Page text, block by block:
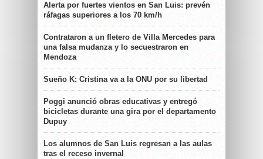
Alerta por fuertes vientos en San Luis: prevén
ráfagas superiores a los 70 km/h
Contrataron a un fletero de Villa Mercedes para
una falsa mudanza y lo secuestraron en
Mendoza
Sueño K: Cristina va a la ONU por su libertad
Poggi anunció obras educativas y entregó
bicicletas durante una gira por el departamento
Dupuy
Los alumnos de San Luis regresan a las aulas
tras el receso invernal